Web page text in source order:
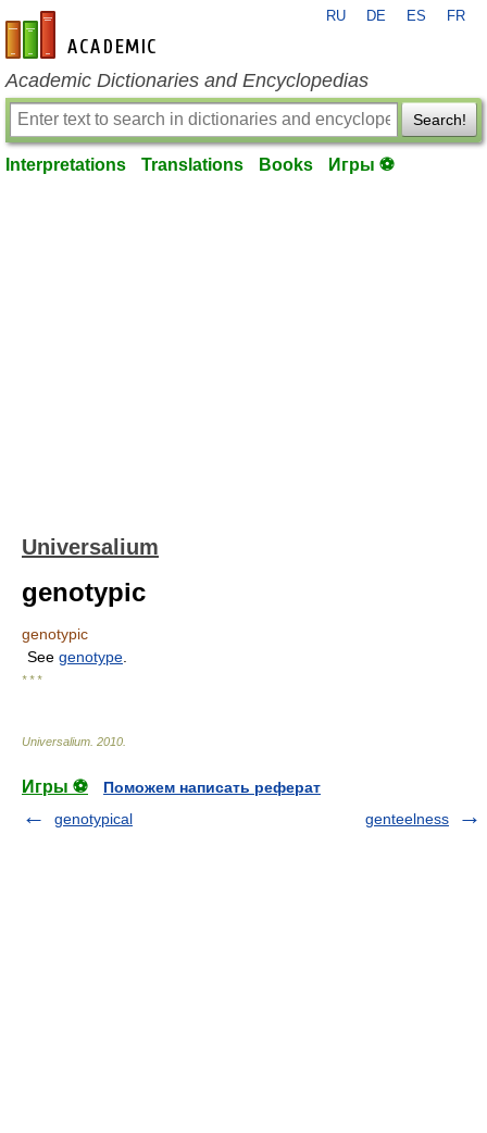
en-academic.com
RU DE ES FR
Academic Dictionaries and Encyclopedias
Search!
Interpretations Translations Books Игры ⚽
Universalium
genotypic
genotypic
See genotype
* * *
Universalium 2010
Игры ⚽
Поможем написать реферат
genotypical
genteelness